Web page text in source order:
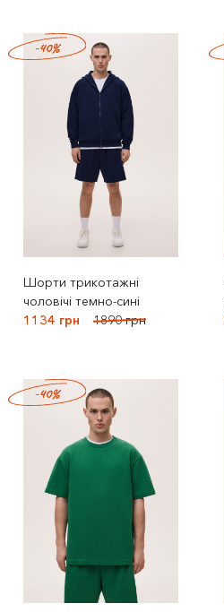
Шорти трикотажні
чоловічі темно-сині
1134 грн
1890 грн
-40%
-40%